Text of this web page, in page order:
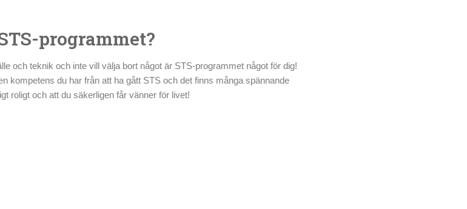
programmet?
och teknik och inte vill välja bort något är STS-programmet något för dig!
kompetens du har från att ha gått STS och det finns många spännande
roligt och att du säkerligen får vänner för livet!